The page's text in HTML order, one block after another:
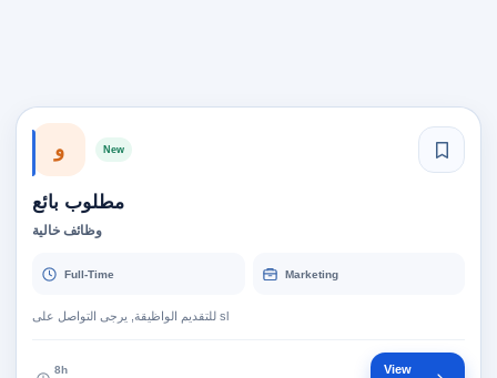
و New
مطلوب بائع
وظائف خالية
Full-Time Marketing
8h
View